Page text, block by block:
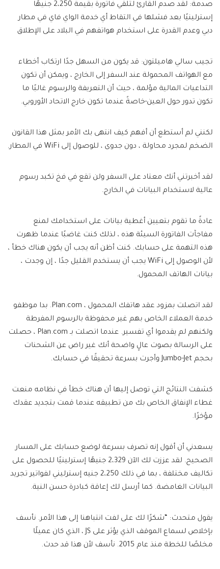
صدمة: لقد صدم القارئ لتلقي فاتورة بقيمة 2،250 جنيهًا
إسترلينيًا بعد فشلها في التقاط أي خدمة الواي فاي في مطار
دبي وعدم القدرة على استخدام هواتفهم في البلاد على الإطلاق
تجيب سالي هاميلتون: قد يكون من السهل جدًا ارتكاب أخطاء
مع الهواتف المحمولة عند السفر إلى الخارج ، ويمكن أن تكون
التداعيات المالية مؤلمة ، حيث أن التعريفة والرسوم غالبًا ما
تكون تدور حول العين-خاصةً عندما تكون خارج الاتحاد الأوروبي.
لكنني لم أستطع أن أفهم كيف انتهى بك الأمر بمثل هذا القانون
الضخم لمجرد محاولة ، دون جدوى ، للوصول إلى WiFi في المطار.
لقد أخبرتني أنك معتاد على السفر ولن تقع في فخ تكبد رسوم
عالية لاستخدام البيانات في الخارج.
عادةً ما تقوم بتعيين أغطية بيانات على استخدامك لمنع
مفاجآت الفاتورة السيئة هذه ، لذلك كنت غاضبًا عندما ظهرت
هذه التهمة على حسابك. كنت أظن أنه يجب أن يكون هناك خطأ ،
لأن الوصول إلى WiFi يجب أن يستخدم القليل جدًا ، إن وجدت ،
بيانات الهاتف المحمول.
لقد اتصلت بمزود عقد هاتفك المحمول ، Plan.com. بدا موظفو
خدمة العملاء الخاص بهم غير محفوظة بالرسوم المفرطة
ولكنهم لم يقدموا أي تفسير. عندما اتصلت بـ Plan.com ، حصلت
على الرسالة بصوت عالٍ واضحة أنك غير راض عن الشحنات
بحجم Jumbo-Jet وأجرت بسرعة تحقيقًا في حسابك.
كشفت النتائج التي توصل إليها أن هناك خطأ في نظامه منعت
غطاء الإنفاق الخاص بك من تطبيقه عندما قمت بتجديد عقدك
مؤخرًا.
يسعدني أن أقول إنه تصرف بسرعة لوضع حسابك على المسار
الصحيح. لقد عززت لك الآن 2،329 جنيهًا إسترلينيًا للحصول على
تكاليف مختلفة ، بما في ذلك 2،250 جنيه إسترليني لفواتير تجريد
البيانات الغامضة. كما أرسل لك إعاقة كبادرة حسن النية.
يقول متحدث: “شكرًا لك على لفت انتباهنا إلى هذا الأمر. نأسف
بإخلاص لسماع الموقف الذي يؤثر على JS ، الذي كان عميلًا
مخلصًا للخطة منذ عام 2015. نأسف لأن هذا قد حدث.